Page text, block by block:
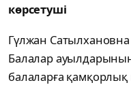
көрсетуші
Гүлжан
Балалар
балаларға қамқорлық